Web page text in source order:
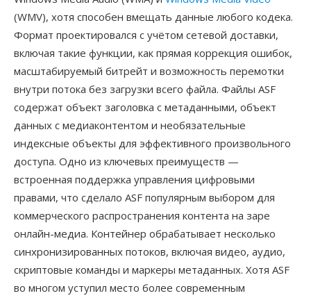
(WMV), хотя способен вмещать данные любого кодека.
Формат проектировался с учётом сетевой доставки,
включая такие функции, как прямая коррекция ошибок,
масштабируемый битрейт и возможность перемотки
внутри потока без загрузки всего файла. Файлы ASF
содержат объект заголовка с метаданными, объект
данных с медиаконтентом и необязательные
индексные объекты для эффективного произвольного
доступа. Одно из ключевых преимуществ —
встроенная поддержка управления цифровыми
правами, что сделало ASF популярным выбором для
коммерческого распространения контента на заре
онлайн-медиа. Контейнер обрабатывает несколько
синхронизированных потоков, включая видео, аудио,
скриптовые команды и маркеры метаданных. Хотя ASF
во многом уступил место более современным